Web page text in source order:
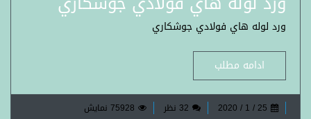
ورد لوله هاي فولادي جوشكاري
ادامه مطلب
25 / 1 / 2020 32 نظر
75928 نمایش